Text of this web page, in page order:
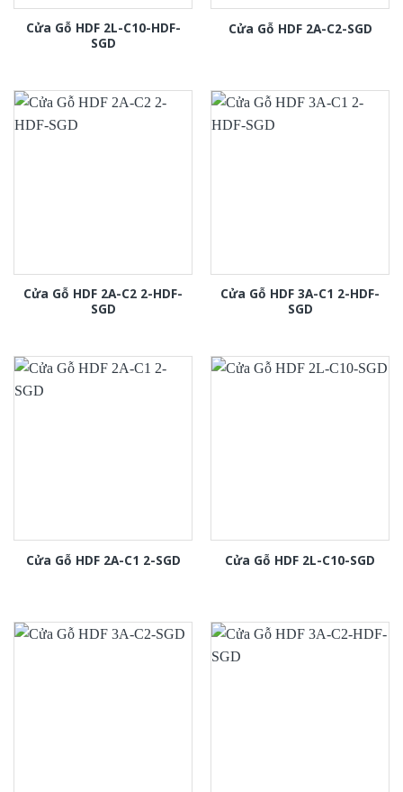
Cửa Gỗ HDF 2L-C10-HDF-
SGD
Cửa Gỗ HDF 2A-C2-SGD
Cửa Gỗ HDF 2A-C2 2-HDF-
SGD
Cửa Gỗ HDF 3A-C1 2-HDF-
SGD
Cửa Gỗ HDF 2A-C1 2-SGD Cửa Gỗ HDF 2L-C10-SGD